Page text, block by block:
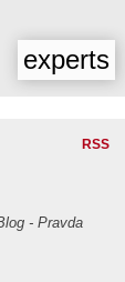
experts
RSS
- Pravda